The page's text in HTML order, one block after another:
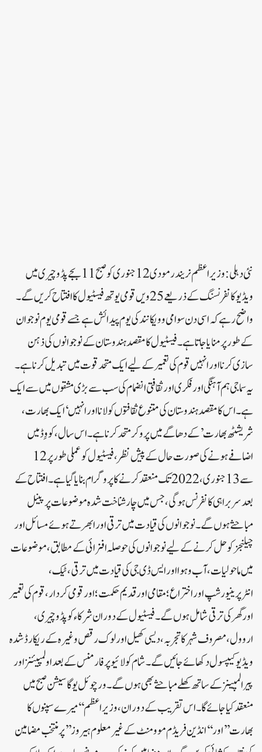
نئی دہلی: وزیر اعظم نریندر مودی 12 جنوری کو صبح 11 بجے پڈوچیری میں
ویڈیو کانفرنسنگ کے ذریعے 25ویں قومی یوتھ فیسٹیول کا افتتاح کریں گے۔
واضح رہے کہ اسی دن سوامی وویکانند کی یوم پیدائش ہے جسے قومی یوم نوجوان
کے طور پر منایا جاتا ہے۔فیسٹیول کا مقصد ہندوستان کے نوجوانوں کی ذہن
سازی کرنا اور انہیں قوم کی تعمیر کے لیے ایک متحد قوت میں تبدیل کرنا ہے۔
یہ سماجی ہم آہنگی اور فکری اور ثقافتی انضمام کی سب سے بڑی مشقوں میں سے ایک
ہے۔ اس کا مقصد ہندوستان کی متنوع ثقافتوں کو لانا اور انہیں ‘ایک بھارت،
شریشٹھ بھارت’ کے دھاگے میں پرو کر متحد کرنا ہے۔اس سال، کووِڈ میں
اضافے ہونے کی صورت حال کے پیش نظر، فیسٹیول کو عملی طور پر 12
سے 13 جنوری، 2022 تک منعقد کرنے کا پروگرام بنایا گیا ہے۔ افتتاح کے
بعد سربراہی کانفرنس ہو گی ،جس میں چار شناخت شدہ موضوعات پر پینل
مباحثے ہوں گے۔ نوجوانوں کی قیادت میں ترقی اور ابھرتے ہوئے مسائل اور
چیلنجز کو حل کرنے کے لیے نوجوانوں کی حوصلہ افزائی کے مطابق، موضوعات
میں ماحولیات، آب و ہوا اور ایس ڈی جی کی قیادت میں ترقی، ٹیک،
انٹرپرینیورشپ اور اختراع؛ مقامی اور قدیم حکمت؛ اور قومی کردار، قوم کی تعمیر
اور گھر کی ترقی شامل ہوں گے۔ فیسٹیول کے دوران شرکاء کو پڈوچیری،
اروول، مصروف شہر کا تجربہ، دیسی کھیل اور لوک رقص وغیرہ کے ریکارڈ شدہ
ویڈیو کیپسول دکھائے جائیں گے۔ شام کو لائیو پرفارمنس کے بعد اولمپیئنز اور
پیرا لمپینز کے ساتھ کھلے مباحثے بھی ہوں گے۔ ورچوئل یوگا سیشن صبح میں
منعقد کیا جائے گا۔اس تقریب کے دوران، وزیر اعظم ‘‘میرے سپنوں کا
بھارت’’ اور ‘‘انڈین فریڈم موومنٹ کے غیر معلوم ہیروز’’ پر منتخب مضامین